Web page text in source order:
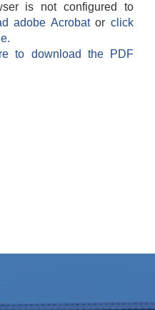
is not configured to
adobe Acrobatorclick
to download the PDF